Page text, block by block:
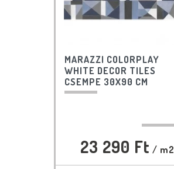
MARAZZI COLORPLAY
WHITE DECOR TILES
CSEMPE 30X90 CM
23 290 Ft / m2